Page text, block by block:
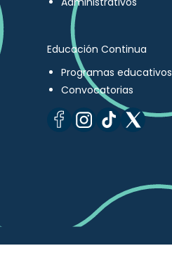
Educación Continua
Programas educativos
Convocatorias